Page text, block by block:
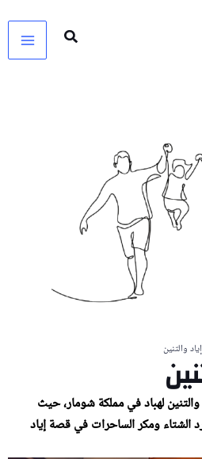
والتنين
لهباد في مملكة شومار، حيث
الشتاء ومكر الساحرات في قصة إياد